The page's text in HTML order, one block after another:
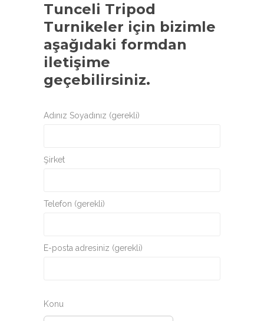
Tunceli Tripod
Turnikeler için bizimle
aşağıdaki formdan
iletişime
geçebilirsiniz.
Adınız Soyadınız (gerekli)
Şirket
Telefon (gerekli)
E-posta adresiniz (gerekli)
Konu